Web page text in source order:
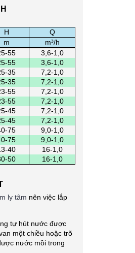
H
Q
m
m³/h
55
3,6-1,0
55
3,6-1,0
35
7,2-1,0
35
7,2-1,0
55
7,2-1,0
55
7,2-1,0
45
7,2-1,0
45
7,2-1,0
75
9,0-1,0
75
9,0-1,0
40
16-1,0
50 16-1,0
ly tâm nên việc lắp
tự hút nước được
một chiều hoặc trõ
nước mồi trong